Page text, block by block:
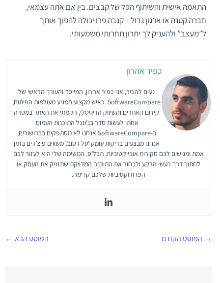
התאמה אישית והשיתוף הקל של קבצים. בין אם אתה עצמאי,
חברה קטנה או ארגון גדול – קנבה פרו יכולה להפוך אותך
ל”מעצב” ולהעניק לך יתרון תחרותי משמעותי.
כפיר אהרון
נעים להכיר, אני כפיר אהרון, המייסד והעורך הראשי של
SoftwareCompare. כאיש מקצוע המגיע מעולמות הפיתוח,
קידום האתרים והשיווק הדיגיטלי, הקמתי את האתר במטרה
אחת: לעשות סדר בג’ונגל התוכנות העמוס.
ב-SoftwareCompare אנחנו לא מסתפקים בברושורים;
אנחנו מבצעים בדיקות עומק ‘על רטוב’, משווים פיצ’רים בזמן
אמת ומגישים לכם סקירות אובייקטיביות, תכל’ס. המשימה שלי היא לעזור לכם
לחתוך דרך רעשי הרקע ולבחור את התוכנה המדויקת שתזניק את העסק או
הפרודוקטיביות שלכם קדימה.
→ הפוסט הקודם הפוסט הבא ←